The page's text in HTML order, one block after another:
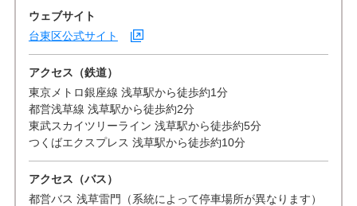
ウェブサイト
台東区公式サイト
アクセス（鉄道）
東京メトロ銀座線 浅草駅から徒歩約1分
都営浅草線 浅草駅から徒歩約2分
東武スカイツリーライン 浅草駅から徒歩約5分
つくばエクスプレス 浅草駅から徒歩約10分
アクセス（バス）
都営バス 浅草雷門（系統によって停車場所が異なります）